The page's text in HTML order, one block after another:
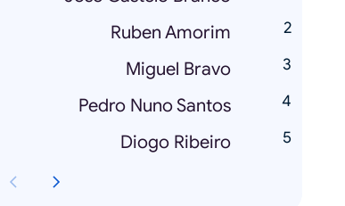
Ruben Amorim
Miguel Bravo
Pedro Nuno Santos
Diogo Ribeiro